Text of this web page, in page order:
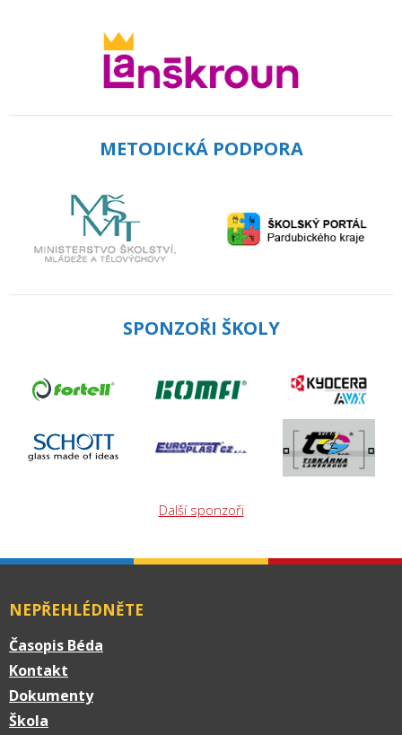
METODICKÁ PODPORA
SPONZOŘI ŠKOLY
Další sponzoři
NEPŘEHLÉDNĚTE
Časopis Béda
Kontakt
Dokumenty
Škola